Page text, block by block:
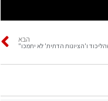
הבא
ו'הציונות הדתית' לא יתמכו"